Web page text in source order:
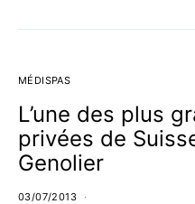
MÉDISPAS
L’une des plus
privées de
Genolier
03/07/2013